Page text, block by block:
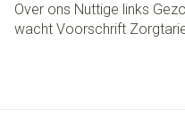
Over ons Nuttige links
wacht Voorschrift